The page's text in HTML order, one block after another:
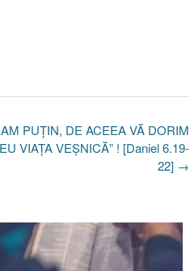
PUŢIN, DE ACEEA VĂ DORIM
VIAŢA VEŞNICĂ” ! [Daniel 6.19-
22] →